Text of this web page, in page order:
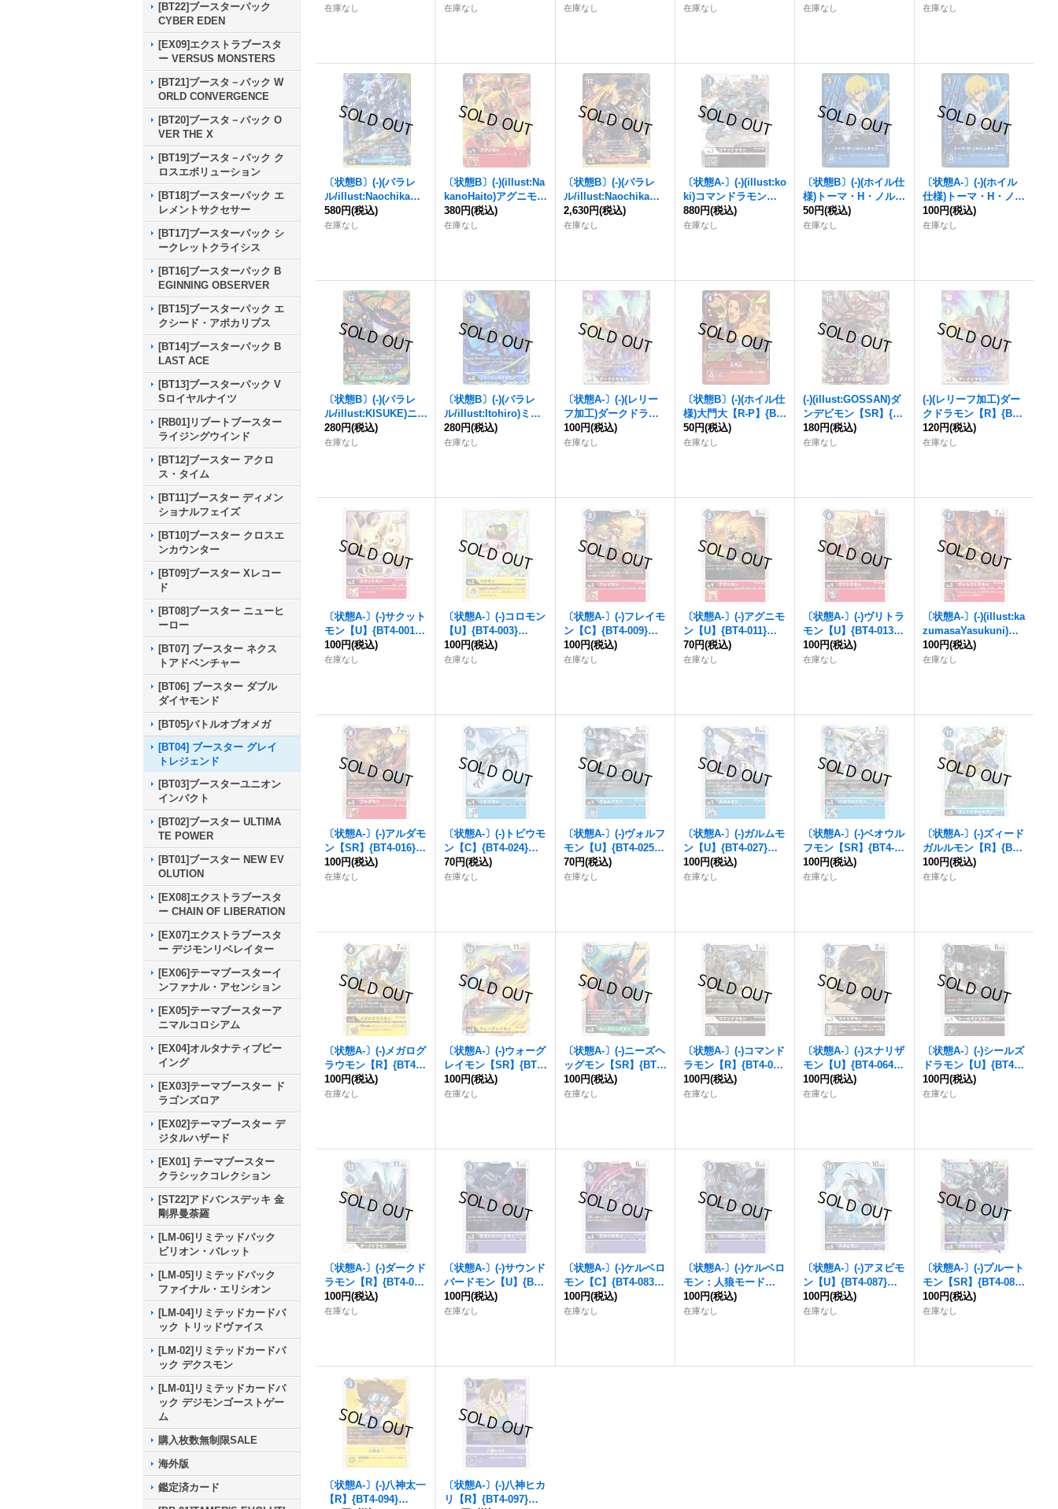
[BT22]ブースターパック
CYBER EDEN
[EX09]エクストラブースタ
ー VERSUS MONSTERS
[BT21]ブースタ－パック W
ORLD CONVERGENCE
[BT20]ブースタ－パック O
VER THE X
[BT19]ブースタ－パック ク
ロスエボリューション
[BT18]ブースターパック エ
レメントサクセサー
[BT17]ブースターパック シ
ークレットクライシス
[BT16]ブースターパック B
EGINNING OBSERVER
[BT15]ブースターパック エ
クシード・アポカリプス
[BT14]ブースターパック B
LAST ACE
[BT13]ブースターパック V
Sロイヤルナイツ
[RB01]リブートブースター
ライジングウインド
[BT12]ブースター アクロ
ス・タイム
[BT11]ブースター ディメン
ショナルフェイズ
[BT10]ブースター クロスエ
ンカウンター
[BT09]ブースター Xレコー
ド
[BT08]ブースター ニューヒ
ーロー
[BT07] ブースター ネクス
トアドベンチャー
[BT06] ブースター ダブル
ダイヤモンド
[BT05]バトルオブオメガ
[BT04] ブースター グレイ
トレジェンド
[BT03]ブースターユニオン
インパクト
[BT02]ブースター ULTIMA
TE POWER
[BT01]ブースター NEW EV
OLUTION
[EX08]エクストラブースタ
ー CHAIN OF LIBERATION
[EX07]エクストラブースタ
ー デジモンリベレイター
[EX06]テーマブースターイ
ンファナル・アセンション
[EX05]テーマブースターア
ニマルコロシアム
[EX04]オルタナティブビー
イング
[EX03]テーマブースター ド
ラゴンズロア
[EX02]テーマブースター デ
ジタルハザード
[EX01] テーマブースター
クラシックコレクション
[ST22]アドバンスデッキ 金
剛界曼荼羅
[LM-06]リミテッドパック
ビリオン・バレット
[LM-05]リミテッドパック
ファイナル・エリシオン
[LM-04]リミテッドカードパ
ック トリッドヴァイス
[LM-02]リミテッドカードパ
ック デクスモン
[LM-01]リミテッドカードパ
ック デジモンゴーストゲー
ム
購入枚数無制限SALE
海外版
鑑定済カード
在庫なし 在庫なし
《黒》
在庫なし 在庫なし 在庫なし
4-088}《紫》
在庫なし
〔状態B〕(-)(パラレ
ル/illust:NaochikaMo
rishita)エンシェント
ガルルモン【SEC-P】
580円(税込)
在庫なし
〔状態B〕(-)(illust:Na
kanoHaito)アグニモン
【U】{BT4-011}
《赤》
380円(税込)
在庫なし
〔状態B〕(-)(パラレ
ル/illust:NaochikaMo
rishita)エンシェント
グレイモン【SEC-P】
2,630円(税込)
在庫なし
〔状態A-〕(-)(illust:ko
ki)コマンドラモン
【R】{BT4-063}
《黒》
880円(税込)
在庫なし
〔状態B〕(-)(ホイル仕
様)トーマ・H・ノルシ
ュタイン【R-P】{BT4
-093}《青》
50円(税込)
在庫なし
〔状態A-〕(-)(ホイル
仕様)トーマ・H・ノル
シュタイン【R-P】{B
T4-093}《青》
100円(税込)
在庫なし
〔状態B〕(-)(パラレ
ル/illust:KISUKE)ニー
ズヘッグモン【SR-
P】{BT4-062}《緑》
280円(税込)
在庫なし
〔状態B〕(-)(パラレ
ル/illust:Itohiro)ミラ
ージュガオガモン【S
R-P】{BT4-035}
280円(税込)
在庫なし
〔状態A-〕(-)(レリー
フ加工)ダークドラモ
ン【R】{BT4-074}
《黒》
100円(税込)
在庫なし
〔状態B〕(-)(ホイル仕
様)大門大【R-P】{BT
4-092}《赤》
50円(税込)
在庫なし
(-)(illust:GOSSAN)ダ
ンデビモン【SR】{BT
4-088}《紫》
180円(税込)
在庫なし
(-)(レリーフ加工)ダー
クドラモン【R】{BT4
-074}《黒》
120円(税込)
在庫なし
〔状態A-〕(-)サクット
モン【U】{BT4-001}
《赤》
100円(税込)
在庫なし
〔状態A-〕(-)コロモン
【U】{BT4-003}
《黄》
100円(税込)
在庫なし
〔状態A-〕(-)フレイモ
ン【C】{BT4-009}
《赤》
100円(税込)
在庫なし
〔状態A-〕(-)アグニモ
ン【U】{BT4-011}
《赤》
70円(税込)
在庫なし
〔状態A-〕(-)ヴリトラ
モン【U】{BT4-013}
《赤》
100円(税込)
在庫なし
〔状態A-〕(-)(illust:ka
zumasaYasukuni)ヴ
ォルクドラモン【C】
{BT4-015}《赤》
100円(税込)
在庫なし
〔状態A-〕(-)アルダモ
ン【SR】{BT4-016}
《赤》
100円(税込)
在庫なし
〔状態A-〕(-)トビウモ
ン【C】{BT4-024}
《青》
70円(税込)
在庫なし
〔状態A-〕(-)ヴォルフ
モン【U】{BT4-025}
《青》
70円(税込)
在庫なし
〔状態A-〕(-)ガルムモ
ン【U】{BT4-027}
《青》
100円(税込)
在庫なし
〔状態A-〕(-)ベオウル
フモン【SR】{BT4-03
0}《青》
100円(税込)
在庫なし
〔状態A-〕(-)ズィード
ガルルモン【R】{BT4
-033}《青》
100円(税込)
在庫なし
〔状態A-〕(-)メガログ
ラウモン【R】{BT4-0
46}《黄》
100円(税込)
在庫なし
〔状態A-〕(-)ウォーグ
レイモン【SR】{BT4-
048}《黄》
100円(税込)
在庫なし
〔状態A-〕(-)ニーズヘ
ッグモン【SR】{BT4-
062}《緑》
100円(税込)
在庫なし
〔状態A-〕(-)コマンド
ラモン【R】{BT4-06
3}《黒》
100円(税込)
在庫なし
〔状態A-〕(-)スナリザ
モン【U】{BT4-064}
《黒》
100円(税込)
在庫なし
〔状態A-〕(-)シールズ
ドラモン【U】{BT4-0
67}《黒》
100円(税込)
在庫なし
〔状態A-〕(-)ダークド
ラモン【R】{BT4-07
4}《黒》
100円(税込)
在庫なし
〔状態A-〕(-)サウンド
バードモン【U】{BT4
-078}《紫》
100円(税込)
在庫なし
〔状態A-〕(-)ケルベロ
モン【C】{BT4-083}
《紫》
100円(税込)
在庫なし
〔状態A-〕(-)ケルベロ
モン：人狼モード
【R】{BT4-086}
《紫》
100円(税込)
在庫なし
〔状態A-〕(-)アヌビモ
ン【U】{BT4-087}
《紫》
100円(税込)
在庫なし
〔状態A-〕(-)プルート
モン【SR】{BT4-089}
《紫》
100円(税込)
在庫なし
〔状態A-〕(-)八神太一
【R】{BT4-094}
〔状態A-〕(-)八神ヒカ
リ【R】{BT4-097}